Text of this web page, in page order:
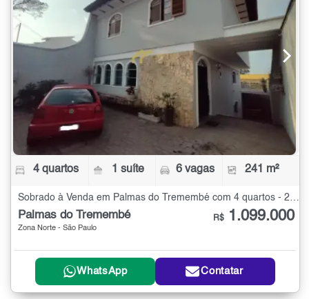
4 quartos 1 suíte 6 vagas 241 m²
Sobrado à Venda em Palmas do Tremembé com 4 quartos - 241 m²
Palmas do Tremembé
Zona Norte - São Paulo
R$ 1.099.000
WhatsApp Contatar